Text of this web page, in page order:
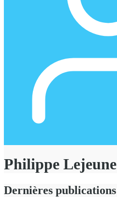
Philippe Lejeune
Dernières publications